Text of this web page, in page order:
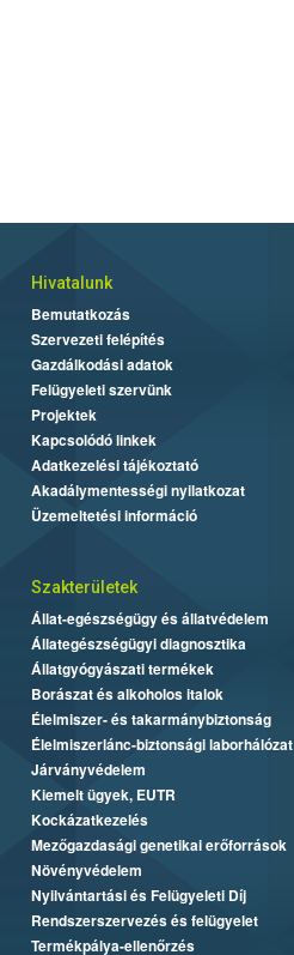
Hivatalunk
Bemutatkozás
Szervezeti felépítés
Gazdálkodási adatok
Felügyeleti szervünk
Projektek
Kapcsolódó linkek
Adatkezelési tájékoztató
Akadálymentességi nyilatkozat
Üzemeltetési információ
Szakterületek
Állat-egészségügy és állatvédelem
Állategészségügyi diagnosztika
Állatgyógyászati termékek
Borászat és alkoholos italok
Élelmiszer- és takarmánybiztonság
Élelmiszerlánc-biztonsági laborhálózat
Járványvédelem
Kiemelt ügyek, EUTR
Kockázatkezelés
Mezőgazdasági genetikai erőforrások
Növényvédelem
Nyilvántartási és Felügyeleti Díj
Rendszerszervezés és felügyelet
Termékpálya-ellenőrzés